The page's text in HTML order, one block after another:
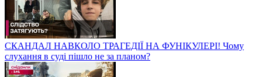
СКАНДАЛ НАВКОЛО ТРАГЕДІЇ НА ФУНІКУЛЕРІ! Чому
слухання в суді пішло не за планом?